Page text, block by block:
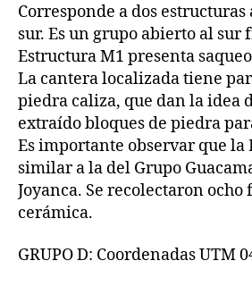
Corresponde a dos
sur. Es un grupo abierto al sur
Estructura M1 presenta
La cantera localizada tiene
piedra caliza, que dan la idea
extraído bloques de piedra
Es importante observar que la
similar a la del Grupo
Joyanca. Se recolectaron ocho
cerámica.
GRUPO D: Coordenadas UTM